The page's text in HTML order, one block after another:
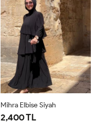
Mihra Elbise Siyah
2,400 TL